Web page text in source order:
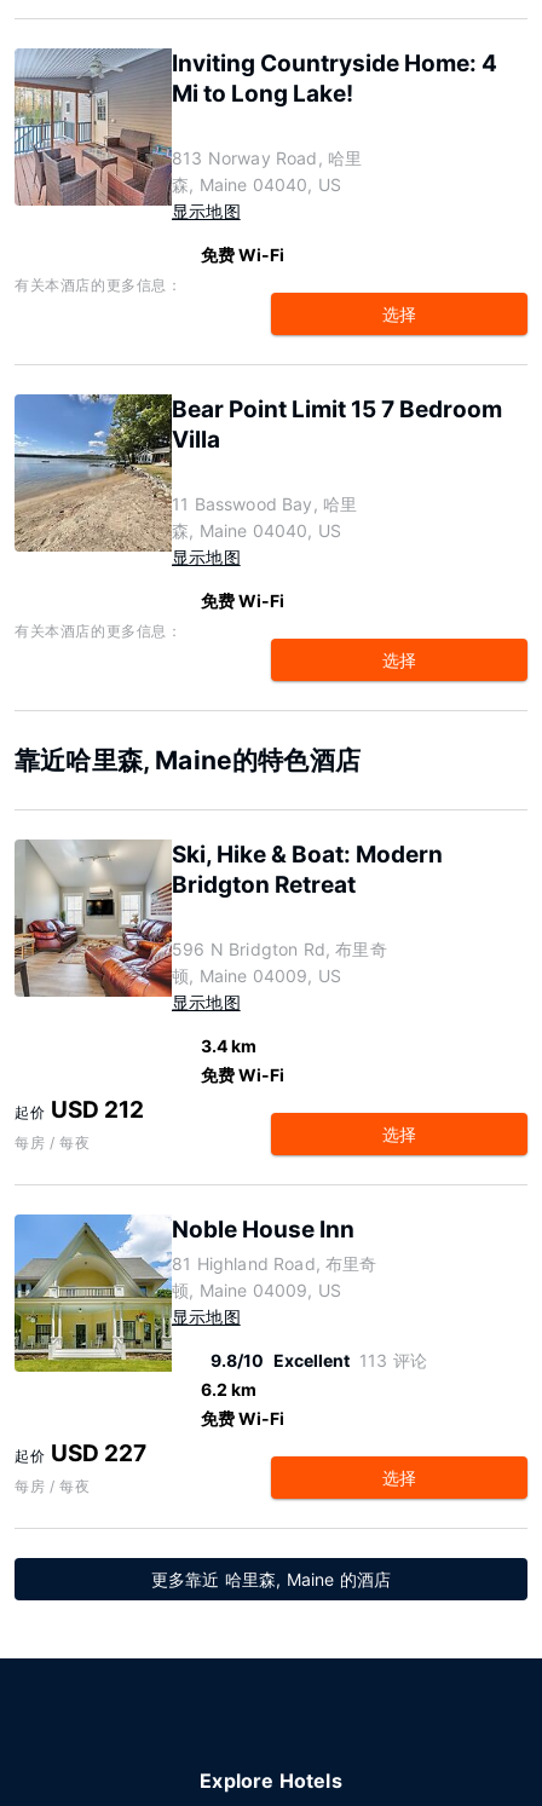
Inviting Countryside Home: 4
Mi to Long Lake!
813 Norway Road, 哈里
森, Maine 04040, US
显示地图
免费 Wi-Fi
有关本酒店的更多信息：
选择
Bear Point Limit 15 7 Bedroom
Villa
11 Basswood Bay, 哈里
森, Maine 04040, US
显示地图
免费 Wi-Fi
有关本酒店的更多信息：
选择
靠近哈里森, Maine的特色酒店
Ski, Hike & Boat: Modern
Bridgton Retreat
596 N Bridgton Rd, 布里奇
顿, Maine 04009, US
显示地图
3.4 km
免费 Wi-Fi
起价 USD 212
每房 / 每夜 选择
Noble House Inn
81 Highland Road, 布里奇
顿, Maine 04009, US
显示地图
9.8/10 Excellent 113 评论
6.2 km
免费 Wi-Fi
起价 USD 227
每房 / 每夜 选择
更多靠近 哈里森, Maine 的酒店
Explore Hotels